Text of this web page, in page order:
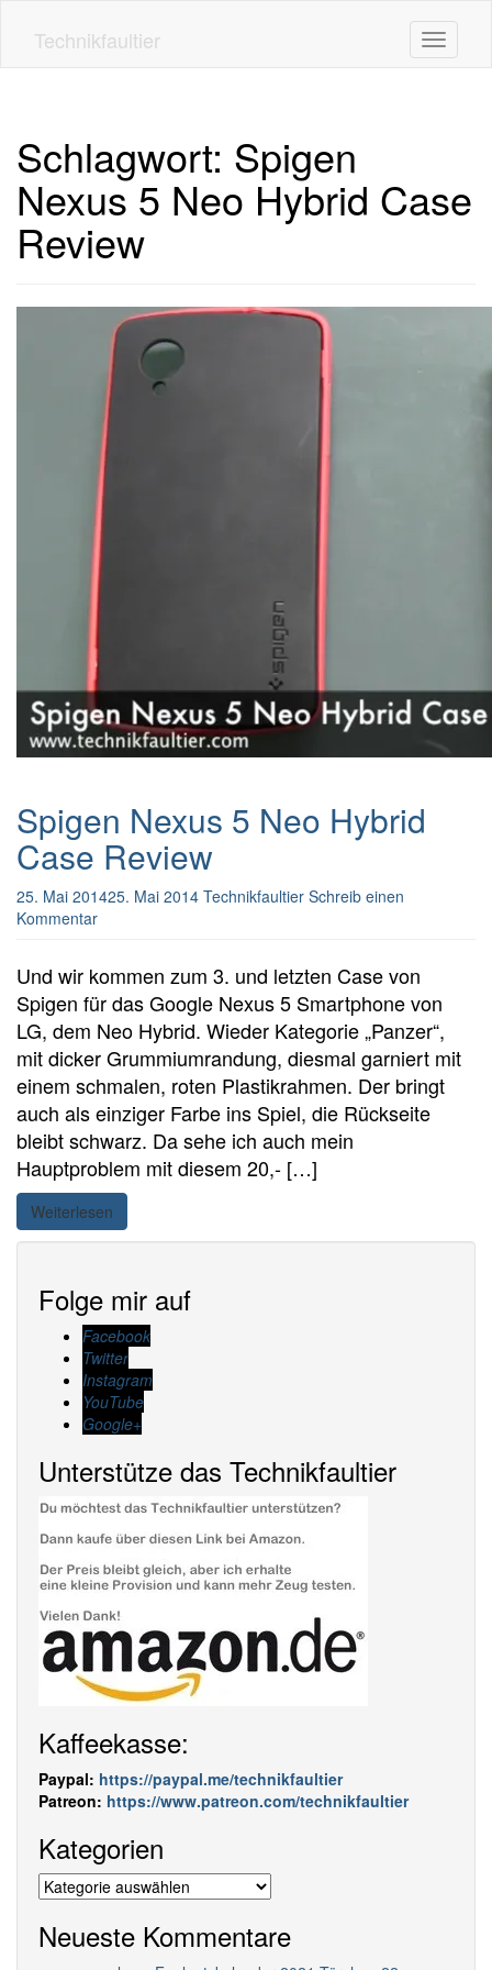
Technikfaultier Toggle
Schlagwort: Spigen
Nexus 5 Neo Hybrid Case
Review
Spigen Nexus 5 Neo Hybrid
Case Review
25. Mai 201425. Mai 2014 Technikfaultier Schreib einen
Kommentar
Und wir kommen zum 3. und letzten Case von
Spigen für das Google Nexus 5 Smartphone von
LG, dem Neo Hybrid. Wieder Kategorie „Panzer“,
mit dicker Grummiumrandung, diesmal garniert mit
einem schmalen, roten Plastikrahmen. Der bringt
auch als einziger Farbe ins Spiel, die Rückseite
bleibt schwarz. Da sehe ich auch mein
Hauptproblem mit diesem 20,- […]
Weiterlesen
Folge mir auf
Facebook
Twitter
Instagram
YouTube
Google+
Unterstütze das Technikfaultier
Kaffeekasse:
Paypal: https://paypal.me/technikfaultier
Patreon: https://www.patreon.com/technikfaultier
Kategorien
Kategorien
Neueste Kommentare